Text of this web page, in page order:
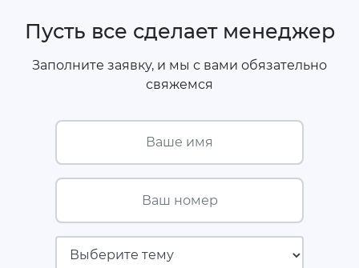
Пусть все сделает менеджер
Заполните заявку, и мы с вами обязательно
свяжемся
Ваше имя
Ваш номер